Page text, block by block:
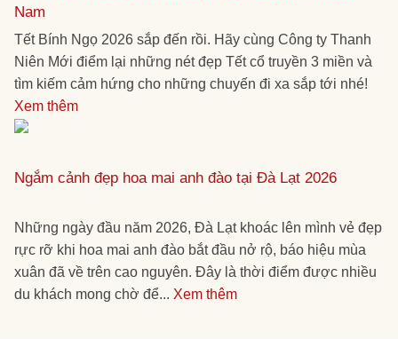
Nam
Tết Bính Ngọ 2026 sắp đến rồi. Hãy cùng Công ty Thanh
Niên Mới điểm lại những nét đẹp Tết cổ truyền 3 miền và
tìm kiếm cảm hứng cho những chuyến đi xa sắp tới nhé!
Xem thêm
Ngắm cảnh đẹp hoa mai anh đào tại Đà Lạt 2026
Những ngày đầu năm 2026, Đà Lạt khoác lên mình vẻ đẹp
rực rỡ khi hoa mai anh đào bắt đầu nở rộ, báo hiệu mùa
xuân đã về trên cao nguyên. Đây là thời điểm được nhiều
du khách mong chờ để... Xem thêm